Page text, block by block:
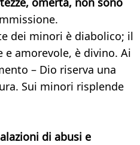
dei minori è diabolico; il
e amorevole, è divino. Ai
– Dio riserva una
Sui minori risplende
di abusi e